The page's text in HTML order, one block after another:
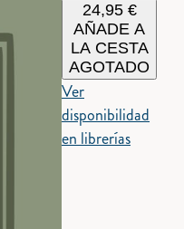
24,95 €
AÑADE A
LA CESTA
AGOTADO
Ver
disponibilidad
en librerías